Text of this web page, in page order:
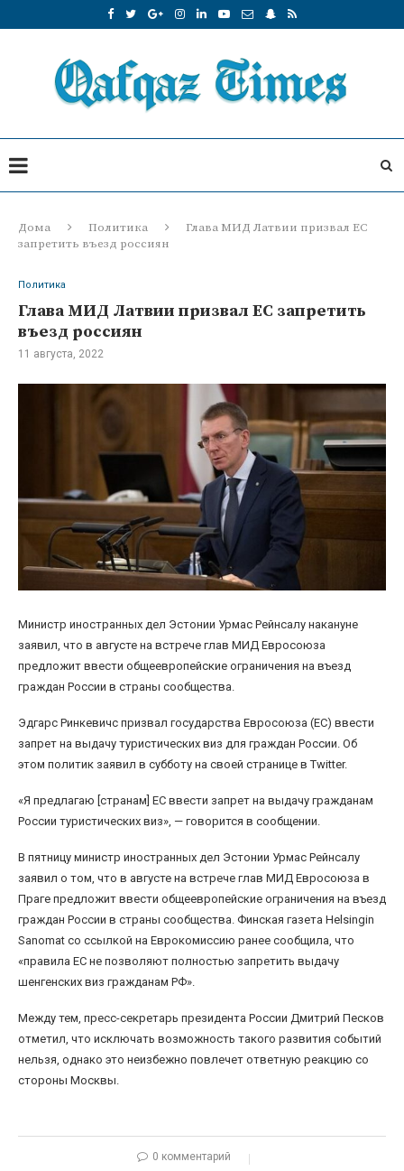
Дома Политика
Глава МИД Латвии призвал ЕС
запретить въезд россиян
Политика
Глава МИД Латвии призвал ЕС запретить
въезд россиян
11 августа, 2022
Министр иностранных дел Эстонии Урмас Рейнсалу накануне
заявил, что в августе на встрече глав МИД Евросоюза
предложит ввести общеевропейские ограничения на въезд
граждан России в страны сообщества.
Эдгарс Ринкевичс призвал государства Евросоюза (ЕС) ввести
запрет на выдачу туристических виз для граждан России. Об
этом политик заявил в субботу на своей странице в Twitter.
«Я предлагаю [странам] ЕС ввести запрет на выдачу гражданам
России туристических виз», — говорится в сообщении.
В пятницу министр иностранных дел Эстонии Урмас Рейнсалу
заявил о том, что в августе на встрече глав МИД Евросоюза в
Праге предложит ввести общеевропейские ограничения на въезд
граждан России в страны сообщества. Финская газета Helsingin
Sanomat со ссылкой на Еврокомиссию ранее сообщила, что
«правила ЕС не позволяют полностью запретить выдачу
шенгенских виз гражданам РФ».
Между тем, пресс-секретарь президента России Дмитрий Песков
отметил, что исключать возможность такого развития событий
нельзя, однако это неизбежно повлечет ответную реакцию со
стороны Москвы.
0 комментарий